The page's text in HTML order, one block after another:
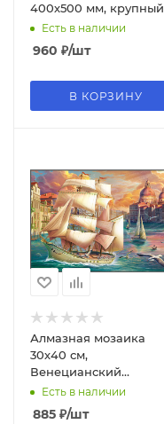
400х500 мм, крупный
камень, 14 цв, DL-
DRL02512-LP003
Есть в наличии
960 ₽/шт
В КОРЗИНУ
Алмазная мозаика
30х40 см,
Венецианский
парусник, 30 цв,
НД-0385
Есть в наличии
885 ₽/шт